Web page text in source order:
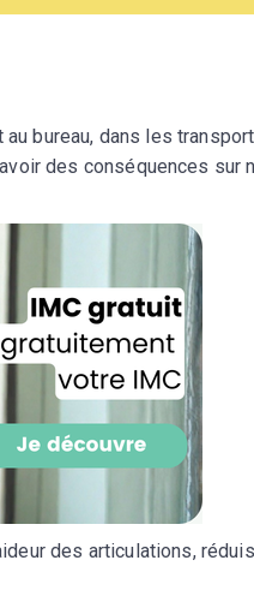
bureau, dans les
des conséquences sur
des articulations,
inédites de